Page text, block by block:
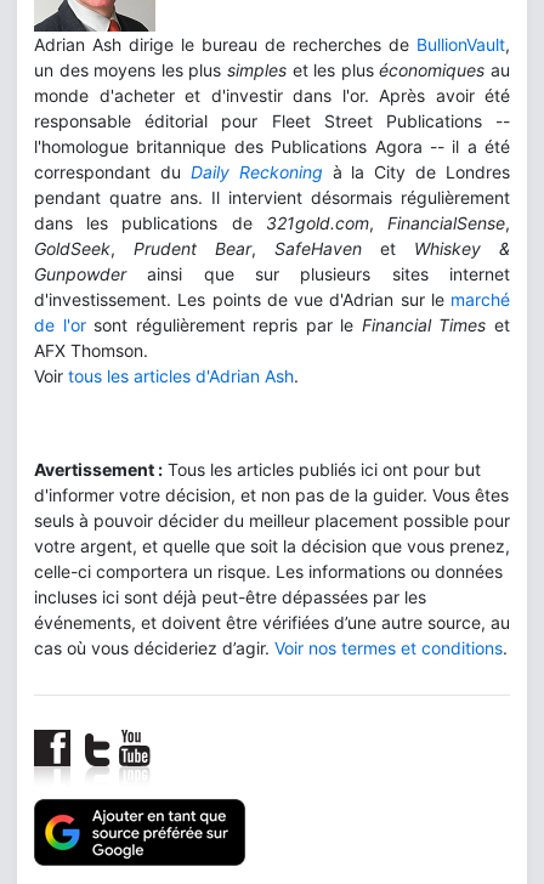
Adrian Ash dirige le bureau de recherches de BullionVault,
un des moyens les plus simples et les pluséconomiquesau
monde d'acheter et d'investir dans l'or. Après avoir été
responsable éditorial pour Fleet Street Publications --
l'homologue britannique des Publications Agora -- il a été
correspondant du Daily Reckoning à la City de Londres
pendant quatre ans. Il intervient désormais régulièrement
dans les publications de 321gold.com,FinancialSense,
GoldSeek, Prudent Bear, SafeHaven et Whiskey &
Gunpowderainsi que sur plusieurs sites internet
d'investissement. Les points de vue d'Adrian sur le marché
de l'orsont régulièrement repris par le Financial Times et
AFX Thomson.
Voir tous les articles d'Adrian Ash.
Avertissement : Tous les articles publiés ici ont pour but
d'informer votre décision, et non pas de la guider. Vous êtes
seuls à pouvoir décider du meilleur placement possible pour
votre argent, et quelle que soit la décision que vous prenez,
celle-ci comportera un risque. Les informations ou données
incluses ici sont déjà peut-être dépassées par les
événements, et doivent être vérifiées d’une autre source, au
cas où vous décideriez d’agir. Voir nos termes et conditions.